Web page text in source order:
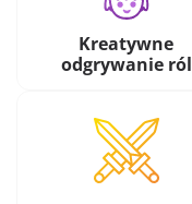
Kreatywne
odgrywanie ról